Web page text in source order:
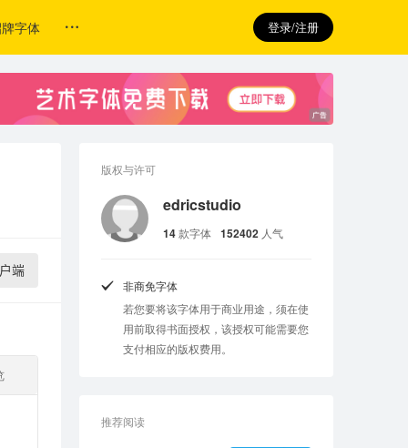
字体 登录/注册
端
版权与许可
edricstudio
14款字体 152402 人气
非商免字体
若您要将该字体用于商业用途，须在使
用前取得书面授权，该授权可能需要您
支付相应的版权费用。
推荐阅读